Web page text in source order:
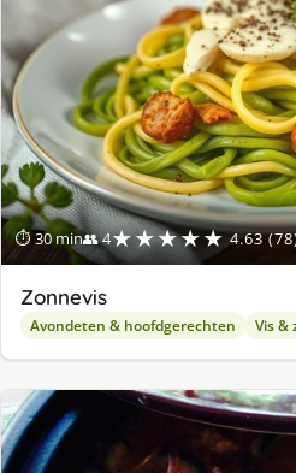
⏱ 30 min👥 4★★★★★ 4.63
Zonnevis
Avondeten & hoofdgerechten Vis &